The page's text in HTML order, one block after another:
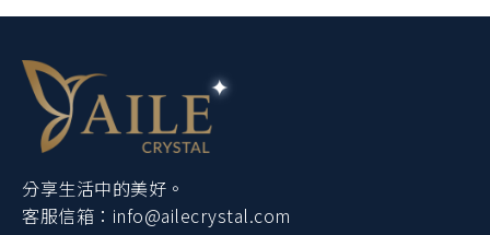
分享生活中的美好。
客服信箱： info@ailecrystal.com